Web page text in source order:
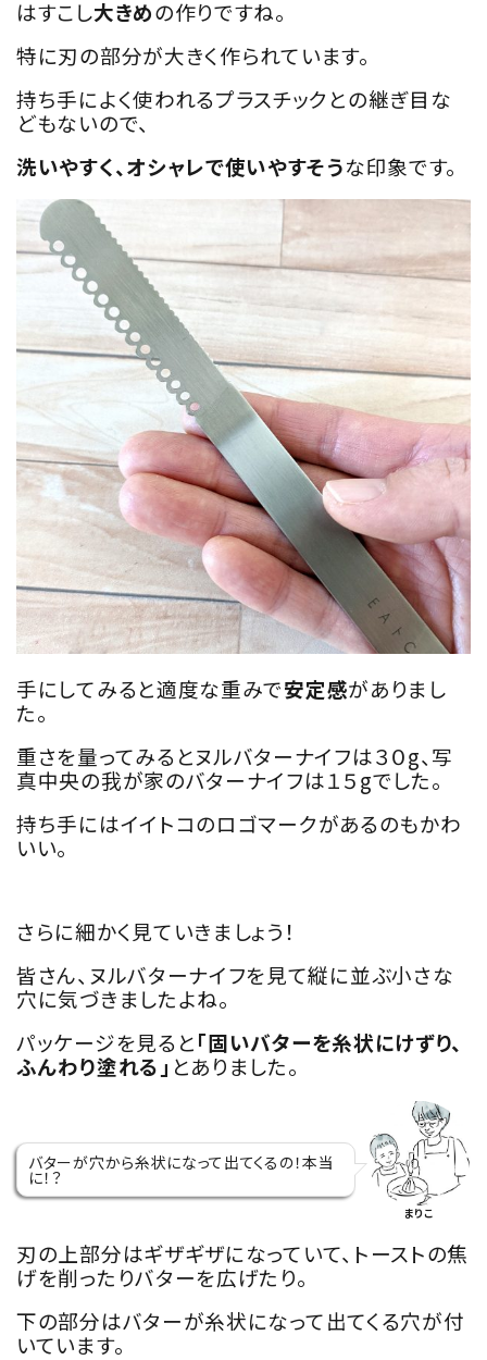
はすこし大きめの作りですね。
特に刃の部分が大きく作られています。
持ち手によく使われるプラスチックとの継ぎ目な
どもないので、
洗いやすく、オシャレで使いやすそうな印象です。
手にしてみると適度な重みで安定感がありまし
た。
重さを量ってみるとヌルバターナイフは３０g、写
真中央の我が家のバターナイフは１５gでした。
持ち手にはイイトコのロゴマークがあるのもかわ
いい。
さらに細かく見ていきましょう！
皆さん、ヌルバターナイフを見て縦に並ぶ小さな
穴に気づきましたよね。
パッケージを見ると「固いバターを糸状にけずり、
ふんわり塗れる」 とありました。
バターが穴から糸状になって出てくるの！本当
に！？
まりこ
刃の上部分はギザギザになっていて、トーストの焦
げを削ったりバターを広げたり。
下の部分はバターが糸状になって出てくる穴が付
いています。